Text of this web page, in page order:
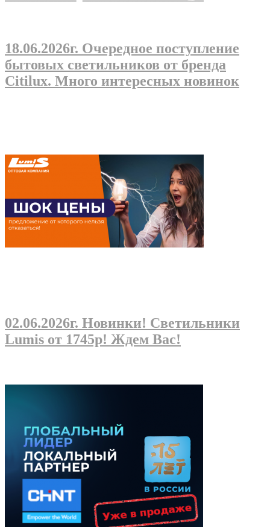
18.06.2026г. Очередное поступление
бытовых светильников от бренда
Citilux. Много интересных новинок
02.06.2026г. Новинки! Светильники
Lumis от 1745р! Ждем Вас!